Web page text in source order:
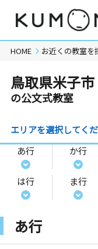
HOME お近くの教室を
鳥取県米子市
の公文式教室
エリアを選択してくだ
あ行
か行
は行 ま行
あ行